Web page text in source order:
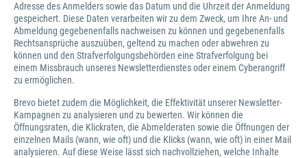
Adresse des Anmelders sowie das Datum und die Uhrzeit der Anmeldung
gespeichert. Diese Daten verarbeiten wir zu dem Zweck, um Ihre An- und
Abmeldung gegebenenfalls nachweisen zu können und gegebenenfalls
Rechtsansprüche auszuüben, geltend zu machen oder abwehren zu
können und den Strafverfolgungsbehörden eine Strafverfolgung bei
einem Missbrauch unseres Newsletterdienstes oder einem Cyberangriff
zu ermöglichen.
Brevo bietet zudem die Möglichkeit, die Effektivität unserer Newsletter-
Kampagnen zu analysieren und zu bewerten. Wir können die
Öffnungsraten, die Klickraten, die Abmelderaten sowie die Öffnungen der
einzelnen Mails (wann, wie oft) und die Klicks (wann, wie oft) in einer Mail
analysieren. Auf diese Weise lässt sich nachvollziehen, welche Inhalte